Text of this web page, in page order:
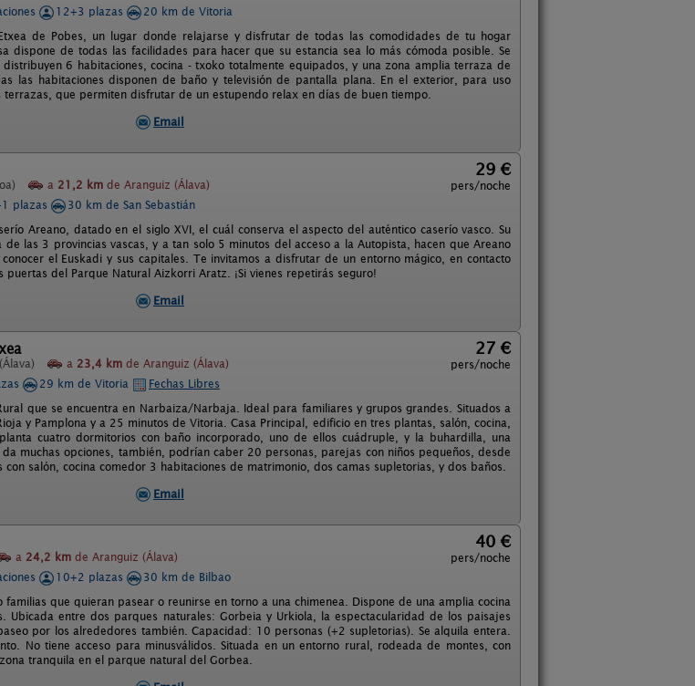
12+3 plazas
20 km de Vitoria
de Pobes, un lugar donde relajarse y disfrutar de todas las comodidades de tu hogar
dispone de todas las facilidades para hacer que su estancia sea lo más cómoda posible. Se
6 habitaciones, cocina - txoko totalmente equipados, y una zona amplia terraza de
las habitaciones disponen de baño y televisión de pantalla plana. En el exterior, para uso
terrazas, que permiten disfrutar de un estupendo relax en días de buen tiempo.
Email
a 21,2 km de Aranguiz (Álava)
29 €
pers/noche
plazas
30 km de San Sebastián
Areano, datado en el siglo XVI, el cuál conserva el aspecto del auténtico caserío vasco. Su
las 3 provincias vascas, y a tan solo 5 minutos del acceso a la Autopista, hacen que Areano
el Euskadi y sus capitales. Te invitamos a disfrutar de un entorno mágico, en contacto
del Parque Natural Aizkorri Aratz. ¡Si vienes repetirás seguro!
Email
(Álava) a 23,4 km de Aranguiz (Álava)
27 €
pers/noche
29 km de Vitoria
Fechas Libres
que se encuentra en Narbaiza/Narbaja. Ideal para familiares y grupos grandes. Situados a
y Pamplona y a 25 minutos de Vitoria. Casa Principal, edificio en tres plantas, salón, cocina,
cuatro dormitorios con baño incorporado, uno de ellos cuádruple, y la buhardilla, una
muchas opciones, también, podrían caber 20 personas, parejas con niños pequeños, desde
salón, cocina comedor 3 habitaciones de matrimonio, dos camas supletorias, y dos baños.
Email
a 24,2 km de Aranguiz (Álava)
40 €
pers/noche
10+2 plazas
30 km de Bilbao
que quieran pasear o reunirse en torno a una chimenea. Dispone de una amplia cocina
Ubicada entre dos parques naturales: Gorbeia y Urkiola, la espectacularidad de los paisajes
por los alrededores también. Capacidad: 10 personas (+2 supletorias). Se alquila entera.
No tiene acceso para minusválidos. Situada en un entorno rural, rodeada de montes, con
tranquila en el parque natural del Gorbea.